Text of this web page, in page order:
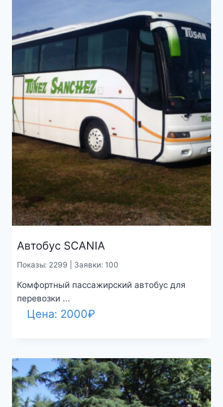
Автобус SCANIA
Показы: 2299 | Заявки: 100
Комфортный пассажирский автобус для
перевозки ...
Цена: 2000₽